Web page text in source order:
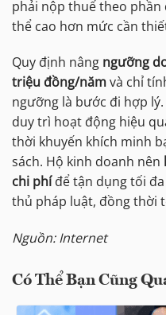
phải nộp thuế theo
thể cao hơn mức cần
Quy định nâng ngưỡng
triệu đồng/nămvà chỉ
ngưỡng là bước đi hợp
duy trì hoạt động hiệu
thời khuyến khích minh
sách. Hộ kinh doanh nên
chi phíđể tận dụng tối
thủ pháp luật, đồng thời
Nguồn: Internet
Có Thể Bạn Cũng